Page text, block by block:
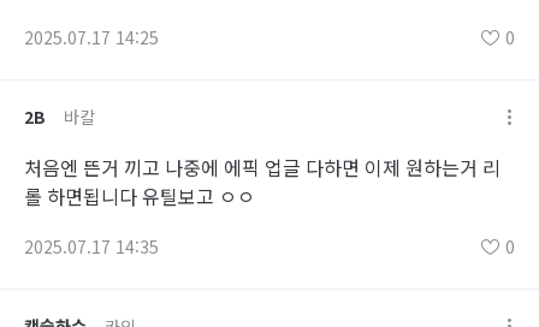
2025.07.17 14:25 0
2B 바칼
처음엔 뜬거 끼고 나중에 에픽 업글 다하면 이제 원하는거 리
롤 하면됩니다 유틸보고 ㅇㅇ
2025.07.17 14:35 0